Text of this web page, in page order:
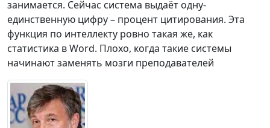
занимается. Сейчас система выдаёт одну-
единственную цифру – процент цитирования. Эта
функция по интеллекту ровно такая же, как
статистика в Word. Плохо, когда такие системы
начинают заменять мозги преподавателей